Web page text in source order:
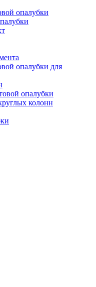
опалубки
опалубки для
опалубки
колонн